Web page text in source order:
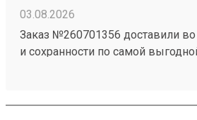
03.08.2026
Заказ №260701356 доставили
и сохранности по самой